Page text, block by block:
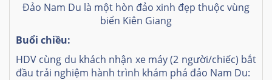
Đảo Nam Du là một hòn đảo xinh đẹp thuộc vùng
biển Kiên Giang
Buổi chiều:
HDV cùng du khách nhận xe máy (2 người/chiếc) bắt
đầu trải nghiệm hành trình khám phá đảo Nam Du: